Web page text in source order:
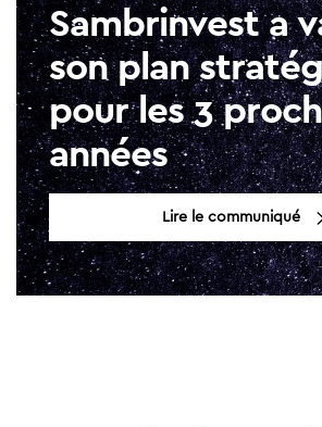
Sambrinvest a
son plan
pour les 3
années
Lire le communiqué